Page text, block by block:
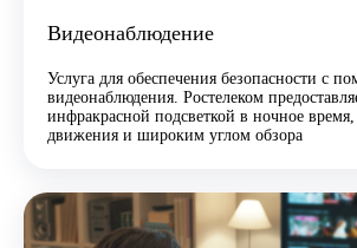
Видеонаблюдение
Услуга для обеспечения безопасности с
видеонаблюдения. Ростелеком
инфракрасной подсветкой в ночное
движения и широким углом обзора